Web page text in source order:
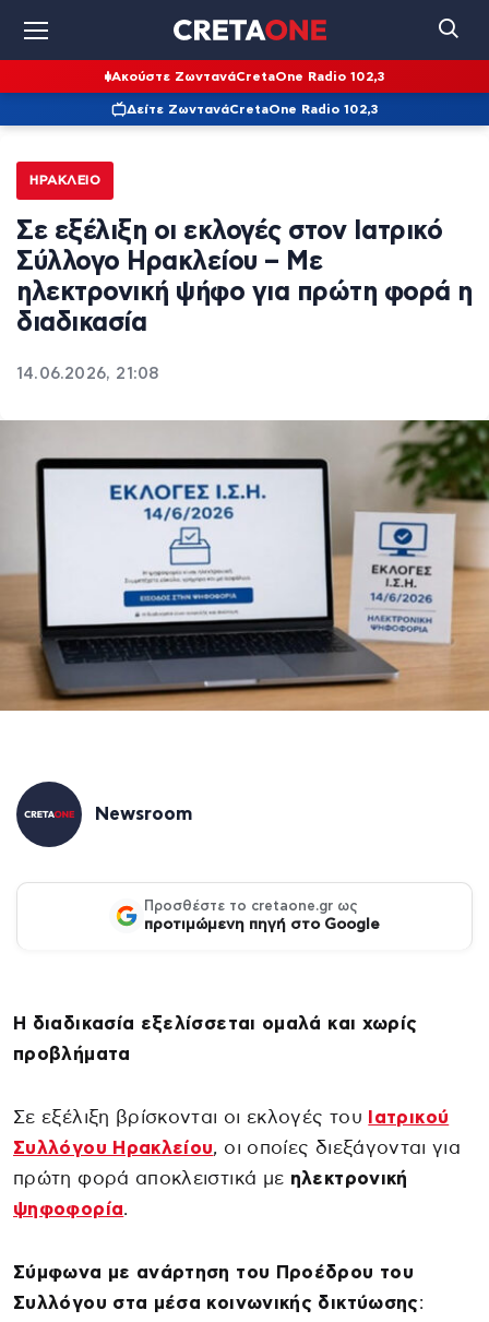
Ακούστε ΖωντανάCretaOne Radio 102,3
Δείτε ΖωντανάCretaOne Radio 102,3
ΗΡΆΚΛΕΙΟ
Σε εξέλιξη οι εκλογές στον Ιατρικό
Σύλλογο Ηρακλείου – Με
ηλεκτρονική ψήφο για πρώτη φορά η
διαδικασία
14.06.2026, 21:08
Newsroom
Προσθέστε το cretaone.gr ως
προτιμώμενη πηγή στο Google
Η διαδικασία εξελίσσεται ομαλά και χωρίς
προβλήματα
Σε εξέλιξη βρίσκονται οι εκλογές του
Ιατρικού
Συλλόγου Ηρακλείου, οι οποίες διεξάγονται για
πρώτη φορά αποκλειστικά με ηλεκτρονική
ψηφοφορία.
Σύμφωνα με ανάρτηση του Προέδρου του
Συλλόγου στα μέσα κοινωνικής δικτύωσης: